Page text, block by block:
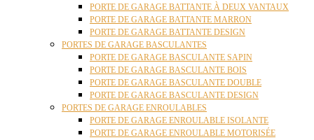
PORTE DE GARAGE BATTANTE À DEUX VANTAUX
PORTE DE GARAGE BATTANTE MARRON
PORTE DE GARAGE BATTANTE DESIGN
PORTES DE GARAGE BASCULANTES
PORTE DE GARAGE BASCULANTE SAPIN
PORTE DE GARAGE BASCULANTE BOIS
PORTE DE GARAGE BASCULANTE DOUBLE
PORTE DE GARAGE BASCULANTE DESIGN
PORTES DE GARAGE ENROULABLES
PORTE DE GARAGE ENROULABLE ISOLANTE
PORTE DE GARAGE ENROULABLE MOTORISÉE